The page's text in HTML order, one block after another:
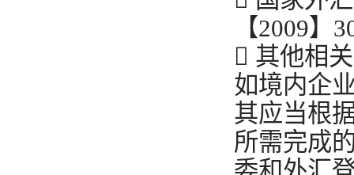
【2009】
 其他相
如境内企
其应当根
所需完成